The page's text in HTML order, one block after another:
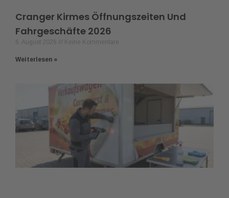
Cranger Kirmes Öffnungszeiten Und
Fahrgeschäfte 2026
6. August 2026 Keine Kommentare
Weiterlesen »